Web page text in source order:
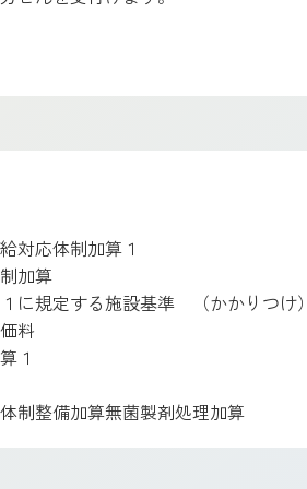
対応体制加算１
加算
に規定する施設基準 （かかりつけ
料
１
制整備加算無菌製剤処理加算